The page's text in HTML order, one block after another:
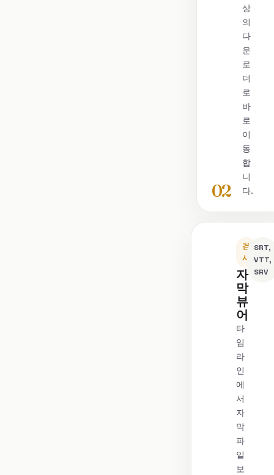
02
상
의
다
운
로
더
로
바
로
이
동
합
니
다.
검
사
자
막
뷰
어
타
임
라
인
에
서
자
막
파
일
보
SRT,
VTT,
SRV